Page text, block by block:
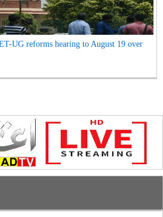
UG reforms hearing to August 19 over